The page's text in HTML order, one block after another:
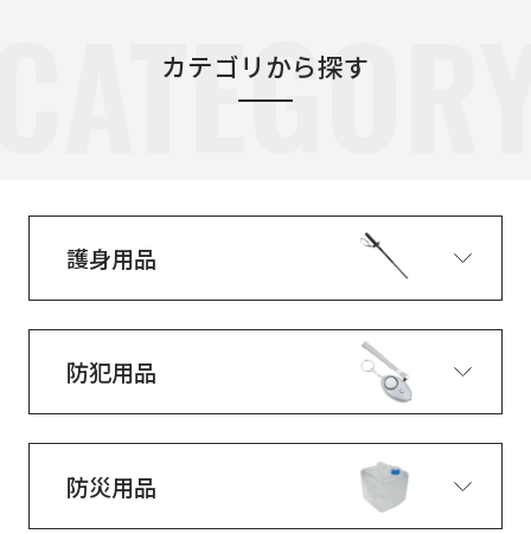
カテゴリから探す
護身用品
防犯用品
防災用品